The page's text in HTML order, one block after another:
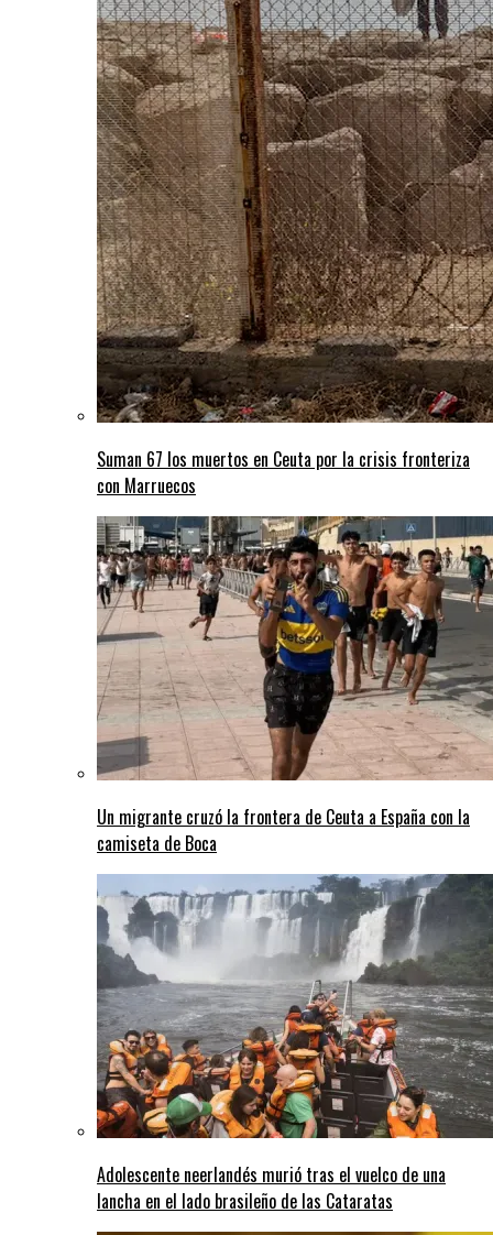
Suman 67 los muertos en Ceuta por la crisis fronteriza
con Marruecos
Un migrante cruzó la frontera de Ceuta a España con la
camiseta de Boca
Adolescente neerlandés murió tras el vuelco de una
lancha en el lado brasileño de las Cataratas